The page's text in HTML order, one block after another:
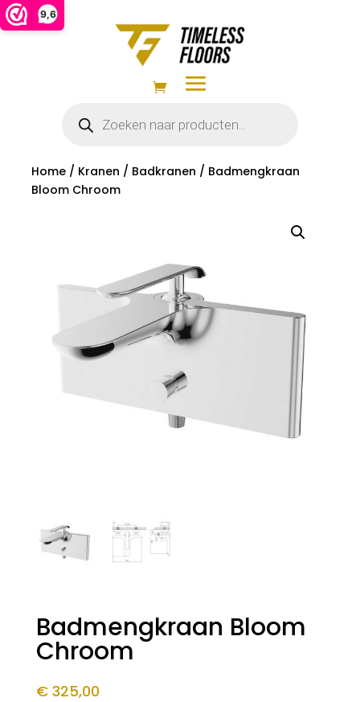
9,6
zoeken
Home/ Kranen / Badkranen / Badmengkraan
Bloom Chroom
Badmengkraan Bloom
Chroom
€325,00